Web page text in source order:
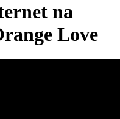
na
Love